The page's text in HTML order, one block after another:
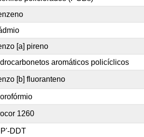
[a] pireno
aromáticos policíclicos
[b] fluoranteno
1260
DDT